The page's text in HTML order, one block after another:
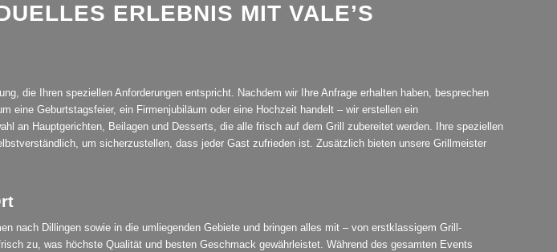
ERLEBNIS MIT VALE’S
die Ihren speziellen Anforderungen entspricht. Nachdem wir Ihre Anfrage erhalten haben, besprechen
eine Geburtstagsfeier, ein Firmenjubiläum oder eine Hochzeit handelt – wir erstellen ein
an Hauptgerichten, Beilagen und Desserts, die alle frisch auf dem Grill zubereitet werden. Ihre speziellen
um sicherzustellen, dass jeder Gast zufrieden ist. Zusätzlich bieten unsere Grillmeister
nach Dillingen sowie in die umliegenden Gebiete und bringen alles mit – von erstklassigem Grill-
zu, was höchste Qualität und besten Geschmack gewährleistet. Während des gesamten Events